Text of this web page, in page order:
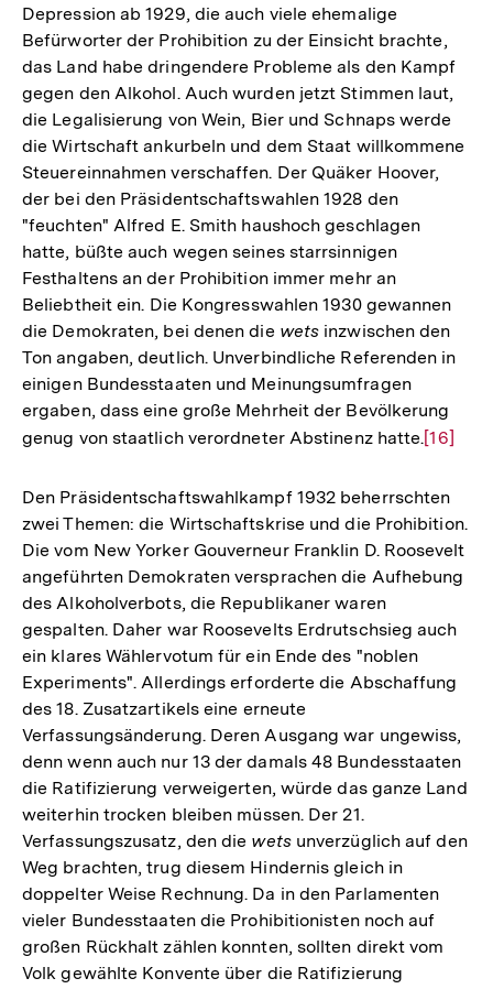
Fußnote
Depression ab 1929, die auch viele ehemalige
Befürworter der Prohibition zu der Einsicht brachte,
das Land habe dringendere Probleme als den Kampf
gegen den Alkohol. Auch wurden jetzt Stimmen laut,
die Legalisierung von Wein, Bier und Schnaps werde
die Wirtschaft ankurbeln und dem Staat willkommene
Steuereinnahmen verschaffen. Der Quäker Hoover,
der bei den Präsidentschaftswahlen 1928 den
"feuchten" Alfred E. Smith haushoch geschlagen
hatte, büßte auch wegen seines starrsinnigen
Festhaltens an der Prohibition immer mehr an
Beliebtheit ein. Die Kongresswahlen 1930 gewannen
die Demokraten, bei denen die wets inzwischen den
Ton angaben, deutlich. Unverbindliche Referenden in
einigen Bundesstaaten und Meinungsumfragen
ergaben, dass eine große Mehrheit der Bevölkerung
genug von staatlich verordneter Abstinenz hatte.Zur
der
Fußnote
[16]
Den Präsidentschaftswahlkampf 1932 beherrschten
zwei Themen: die Wirtschaftskrise und die Prohibition.
Die vom New Yorker Gouverneur Franklin D. Roosevelt
angeführten Demokraten versprachen die Aufhebung
des Alkoholverbots, die Republikaner waren
gespalten. Daher war Roosevelts Erdrutschsieg auch
ein klares Wählervotum für ein Ende des "noblen
Experiments". Allerdings erforderte die Abschaffung
des 18. Zusatzartikels eine erneute
Verfassungsänderung. Deren Ausgang war ungewiss,
denn wenn auch nur 13 der damals 48 Bundesstaaten
die Ratifizierung verweigerten, würde das ganze Land
weiterhin trocken bleiben müssen. Der 21.
Verfassungszusatz, den die wetsunverzüglich auf den
Weg brachten, trug diesem Hindernis gleich in
doppelter Weise Rechnung. Da in den Parlamenten
vieler Bundesstaaten die Prohibitionisten noch auf
großen Rückhalt zählen konnten, sollten direkt vom
Volk gewählte Konvente über die Ratifizierung